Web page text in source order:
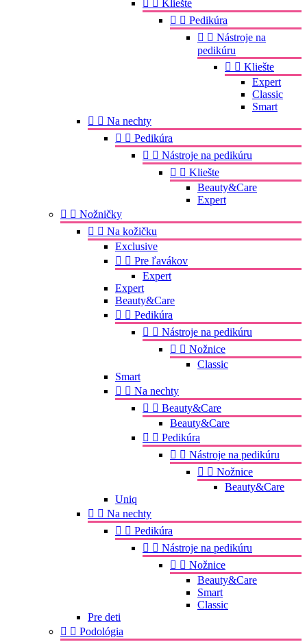
  Kliešte
  Pedikúra
  Nástroje na
pedikúru
  Kliešte
Expert
Classic
Smart
  Na nechty
  Pedikúra
  Nástroje na pedikúru
  Kliešte
Beauty&Care
Expert
  Nožničky
  Na kožičku
Exclusive
  Pre ľavákov
Expert
Expert
Beauty&Care
  Pedikúra
  Nástroje na pedikúru
  Nožnice
Classic
Smart
  Na nechty
  Beauty&Care
Beauty&Care
  Pedikúra
  Nástroje na pedikúru
  Nožnice
Beauty&Care
Uniq
  Na nechty
  Pedikúra
  Nástroje na pedikúru
  Nožnice
Beauty&Care
Smart
Classic
Pre deti
  Podológia